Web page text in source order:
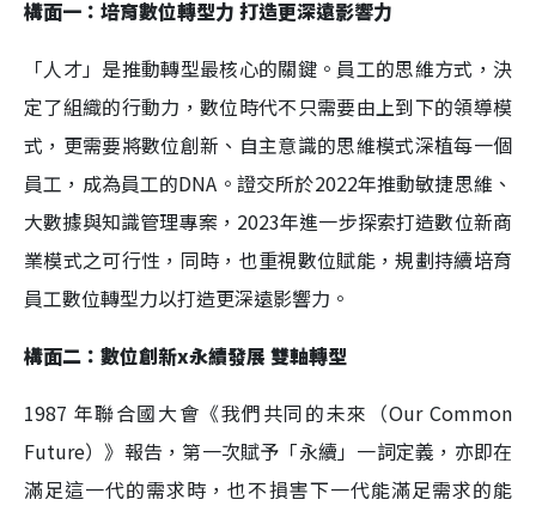
構面一：培育數位轉型力 打造更深遠影響力
「人才」是推動轉型最核心的關鍵。員工的思維方式，決
定了組織的行動力，數位時代不只需要由上到下的領導模
式，更需要將數位創新、自主意識的思維模式深植每一個
員工，成為員工的DNA。證交所於2022年推動敏捷思維、
大數據與知識管理專案，2023年進一步探索打造數位新商
業模式之可行性，同時，也重視數位賦能，規劃持續培育
員工數位轉型力以打造更深遠影響力。
構面二：數位創新x永續發展 雙軸轉型
1987 年聯合國大會《我們共同的未來（Our Common
Future）》報告，第一次賦予「永續」一詞定義，亦即在
滿足這一代的需求時，也不損害下一代能滿足需求的能